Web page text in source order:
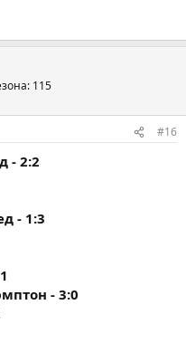
115
#16
- 2:2
- 1:3
- 3:0